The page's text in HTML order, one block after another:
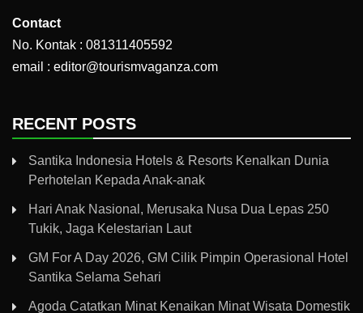
Contact
No. Kontak : 081311405592
email : editor@tourismvaganza.com
RECENT POSTS
Santika Indonesia Hotels & Resorts Kenalkan Dunia
Perhotelan Kepada Anak-anak
Hari Anak Nasional, Merusaka Nusa Dua Lepas 250
Tukik, Jaga Kelestarian Laut
GM For A Day 2026, GM Cilik Pimpin Operasional Hotel
Santika Selama Sehari
Agoda Catatkan Minat Kenaikan Minat Wisata Domestik